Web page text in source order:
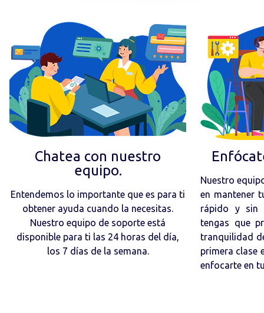
Chatea con nuestro
equipo.
Entendemos lo importante que es para ti
obtener ayuda cuando la necesitas.
Nuestro equipo de soporte está
disponible para ti las 24 horas del día,
los 7 días de la semana.
Nuestro
en mantener
rápido y sin
tengas que
tranquilidad
primera clase
enfocarte en